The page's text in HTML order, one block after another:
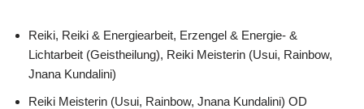
Reiki, Reiki & Energiearbeit, Erzengel & Energie- &
Lichtarbeit (Geistheilung), Reiki Meisterin (Usui, Rainbow,
Jnana Kundalini)
Reiki Meisterin (Usui, Rainbow, Jnana Kundalini) OD